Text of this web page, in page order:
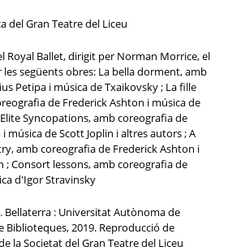
del Gran Teatre del Liceu
Royal Ballet, dirigit per Norman Morrice, el
següents obres: La bella dorment, amb
Petipa i música de Txaikovsky ; La fille
de Frederick Ashton i música de
Syncopations, amb coreografia de
música de Scott Joplin i altres autors ; A
amb coreografia de Frederick Ashton i
; Consort lessons, amb coreografia de
d'Igor Stravinsky
Bellaterra : Universitat Autònoma de
Biblioteques, 2019. Reproducció de
la Societat del Gran Teatre del Liceu